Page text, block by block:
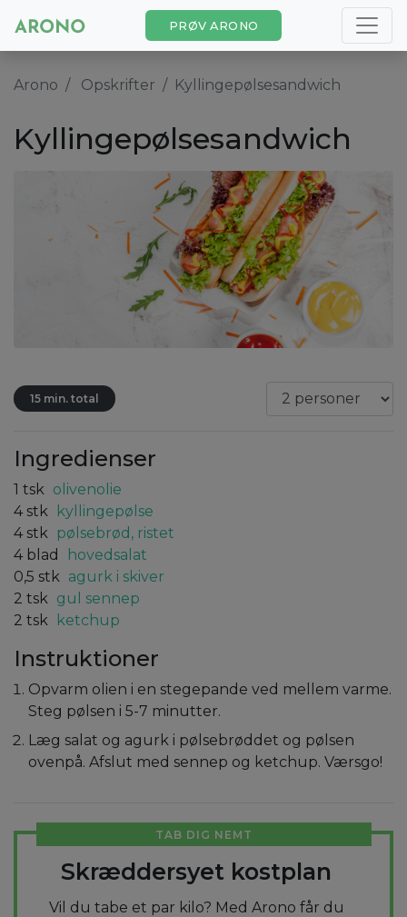
PRØV ARONO
Arono Opskrifter Kyllingepølsesandwich
Kyllingepølsesandwich
15 min. total
Ingredienser
1 tsk olivenolie
4 stk
kyllingepølse
4 stk pølsebrød, ristet
4 blad
hovedsalat
0,5 stk agurk i skiver
2 tsk gul sennep
2 tsk ketchup
Instruktioner
Opvarm olien i en stegepande ved mellem varme.
Steg pølsen i 5-7 minutter.
Læg salat og agurk i pølsebrøddet og pølsen
ovenpå. Afslut med sennep og ketchup. Værsgo!
TAB DIG NEMT
Skræddersyet kostplan
Vil du tabe et par kilo? Med Arono får du